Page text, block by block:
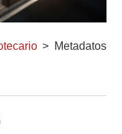
> Metadatos